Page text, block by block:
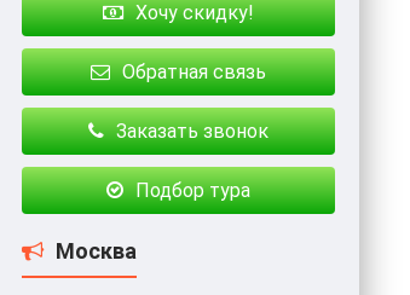
Хочу скидку!
Обратная связь
Заказать звонок
Подбор тура
Москва